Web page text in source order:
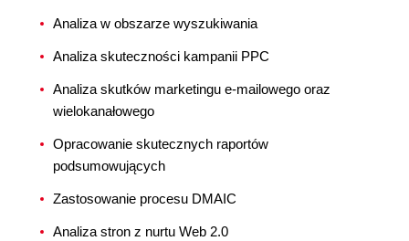
Analiza w obszarze wyszukiwania
Analiza skuteczności kampanii PPC
Analiza skutków marketingu e-mailowego oraz
wielokanałowego
Opracowanie skutecznych raportów
podsumowujących
Zastosowanie procesu DMAIC
Analiza stron z nurtu Web 2.0